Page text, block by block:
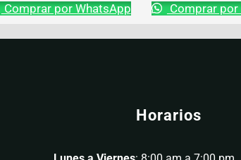
Comprar por WhatsApp Comprar por
Horarios